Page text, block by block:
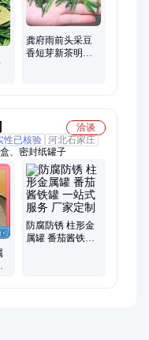
龚府雨前头采豆
香短芽新茶明前
洽谈
性已核验 河北石家庄
、密封纸罐子
防腐防锈 柱形金
属罐 番茄酱铁罐